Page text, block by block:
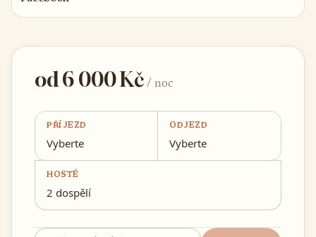
od 6 000 Kč/ noc
PŘÍJEZD
Vyberte
ODJEZD
Vyberte
HOSTÉ
2 dospělí